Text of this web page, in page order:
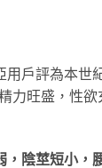
戶評為本世
力旺盛，性欲
陰莖短小，